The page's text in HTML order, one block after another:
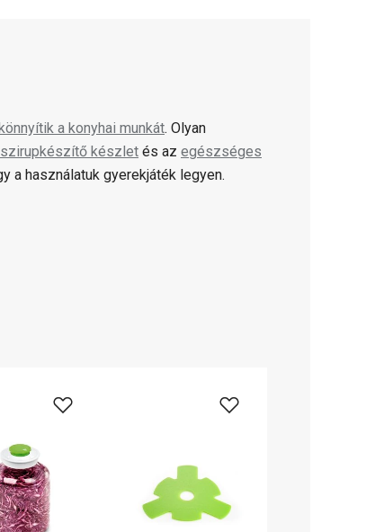
a konyhai munkát. Olyan
szirupkészítő készlet és az egészséges
a használatuk gyerekjáték legyen.